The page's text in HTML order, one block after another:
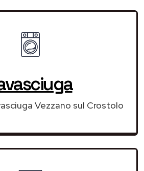
Vezzano sul Crostolo